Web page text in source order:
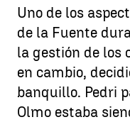
Uno de los
de la Fuente
la gestión de los
en cambio,
banquillo. Pedri
Olmo estaba